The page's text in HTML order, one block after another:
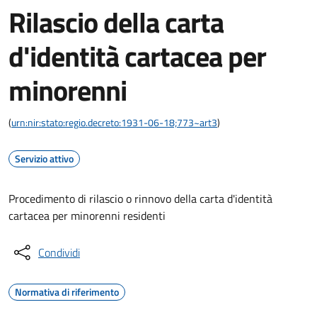
Rilascio della carta
d'identità cartacea per
minorenni
(urn:nir:stato:regio.decreto:1931-06-18;773~art3)
Servizio attivo
Procedimento di rilascio o rinnovo della carta d'identità
cartacea per minorenni residenti
Condividi
Normativa di riferimento